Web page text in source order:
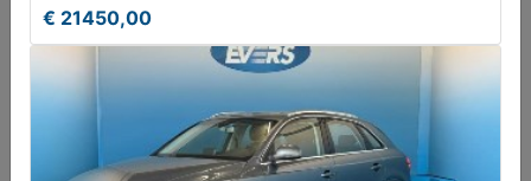
Volvo XC60 2.0 Recharge T8 R-Design
€ 34950,00
€ 21450,00